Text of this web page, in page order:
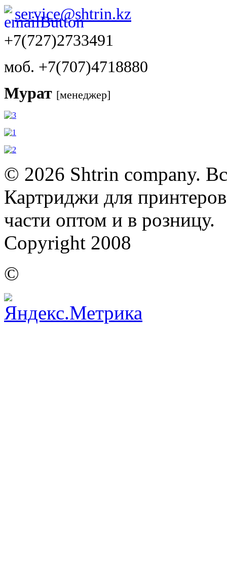
service@shtrin.kz
+7(727)2733491
моб. +7(707)4718880
Мурат [менеджер]
© 2026 Shtrin company.
Картриджи для
части оптом и в розницу.
Copyright 2008
©